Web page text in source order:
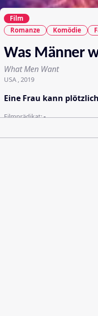
Film
Romanze
Komödie
Was Männer
What Men Want
USA , 2019
Eine Frau kann
Filmprädikat:-